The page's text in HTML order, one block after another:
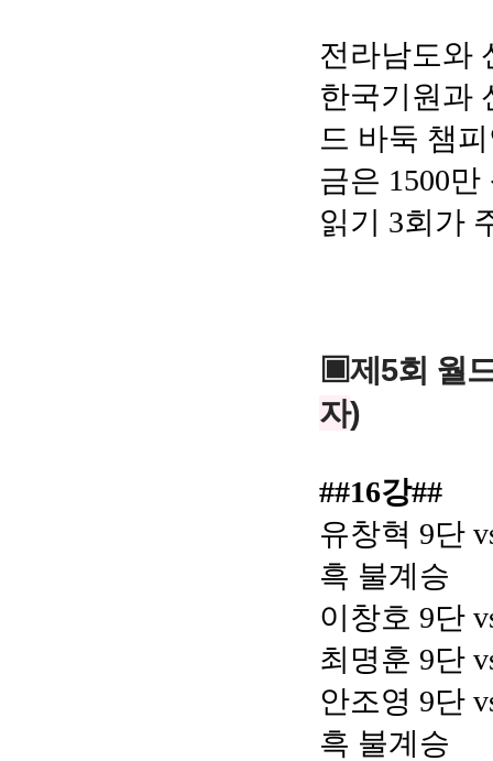
전라남도와
한국기원과
드 바둑 챔
금은 1500
읽기 3회가
▣제5회 월
자)
##16강##
유창혁 9단
흑 불계승
이창호 9단
최명훈 9단
안조영 9단
흑 불계승